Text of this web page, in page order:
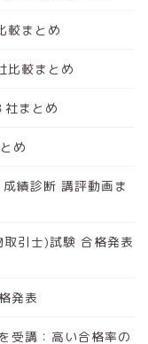
較まとめ
比較まとめ
まとめ
め
績診断 講評動画ま
引士)試験 合格発表
発表
受講：高い合格率の